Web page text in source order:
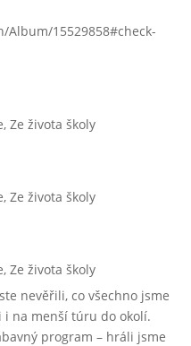
Album/15529858#check-
,Ze života školy
,Ze života školy
,Ze života školy
nevěřili, co všechno jsme
i na menší túru do okolí.
program – hráli jsme